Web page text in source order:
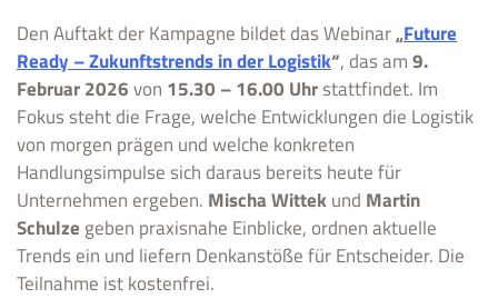
Den Auftakt der Kampagne bildet das Webinar„Future
Ready – Zukunftstrends in der Logistik“, das am9.
Februar 2026von 15.30 – 16.00 Uhrstattfindet. Im
Fokus steht die Frage, welche Entwicklungen die Logistik
von morgen prägen und welche konkreten
Handlungsimpulse sich daraus bereits heute für
Unternehmen ergeben. Mischa Wittekund Martin
Schulze geben praxisnahe Einblicke, ordnen aktuelle
Trends ein und liefern Denkanstöße für Entscheider. Die
Teilnahme ist kostenfrei.